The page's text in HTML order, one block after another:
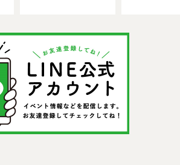
＠イオンモール四條畷